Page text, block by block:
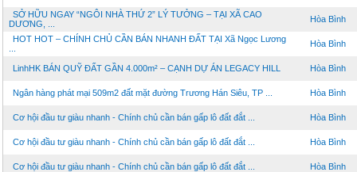
SỞ HỮU NGAY “NGÔI NHÀ THỨ 2” LÝ TƯỞNG – TẠI XÃ CAO
DƯƠNG, ...
Hòa Bình
HOT HOT – CHÍNH CHỦ CẦN BÁN NHANH ĐẤT TẠI Xã Ngọc Lương
Hòa Bình
LinhHK BÁN QUỸ ĐẤT GẦN 4.000m² – CẠNH DỰ ÁN LEGACY HILL Hòa Bình
Ngân hàng phát mại 509m2 đất mặt đường Trương Hán Siêu, TP ... Hòa Bình
Cơ hội đầu tư giàu nhanh - Chính chủ cần bán gấp lô đất đắt ... Hòa Bình
Cơ hội đầu tư giàu nhanh - Chính chủ cần bán gấp lô đất đắt ... Hòa Bình
Cơ hội đầu tư giàu nhanh - Chính chủ cần bán gấp lô đất đắt ... Hòa Bình